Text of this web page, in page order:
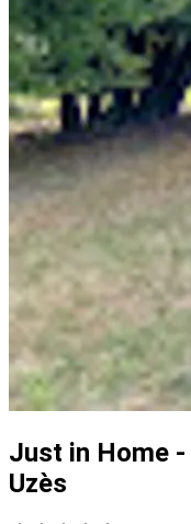
Just in Home
Uzès